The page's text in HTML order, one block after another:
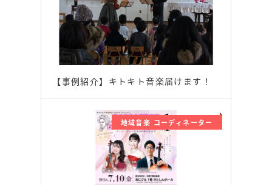
【事例紹介】キトキト音楽届けます！
地域音楽 コーディネーター